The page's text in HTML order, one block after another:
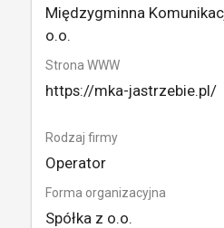
Międzygminna
o.o.
Strona WWW
https://mka-jastrzebie.pl/
Rodzaj firmy
Operator
Forma organizacyjna
Spółka z o.o.